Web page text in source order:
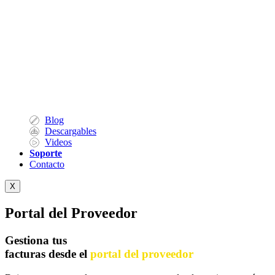
Blog
Descargables
Videos
Soporte
Contacto
X
Portal del Proveedor
Gestiona tus
facturas desde el portal del proveedor